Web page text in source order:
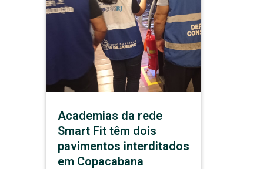
Academias da rede
Smart Fit têm dois
pavimentos interditados
em Copacabana